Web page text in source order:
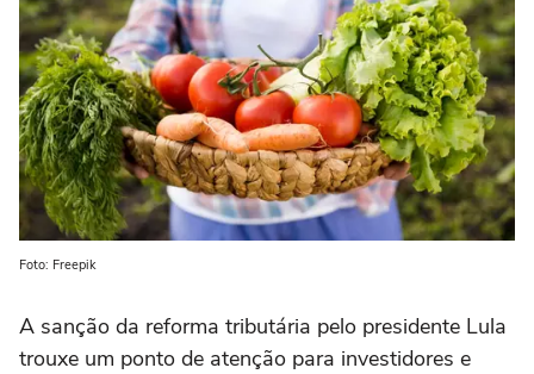
Foto: Freepik
A sanção da reforma tributária pelo presidente Lula
trouxe um ponto de atenção para investidores e